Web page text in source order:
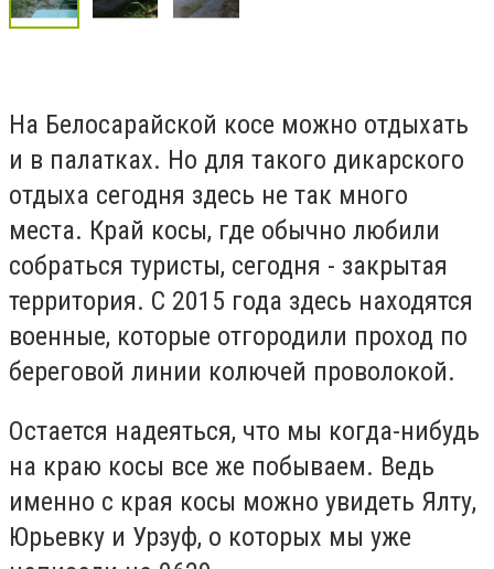
На Белосарайской косе можно отдыхать
и в палатках. Но для такого дикарского
отдыха сегодня здесь не так много
места. Край косы, где обычно любили
собраться туристы, сегодня - закрытая
территория. С 2015 года здесь находятся
военные, которые отгородили проход по
береговой линии колючей проволокой.
Остается надеяться, что мы когда-нибудь
на краю косы все же побываем. Ведь
именно с края косы можно увидеть Ялту,
Юрьевку и Урзуф, о которых мы уже